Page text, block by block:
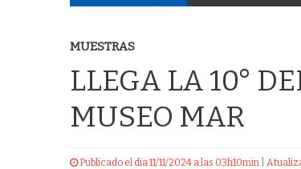
MUESTRAS
LLEGA LA 10°
MUSEO MAR
Publicado el dia 11/11/2024 a las 03h10min |